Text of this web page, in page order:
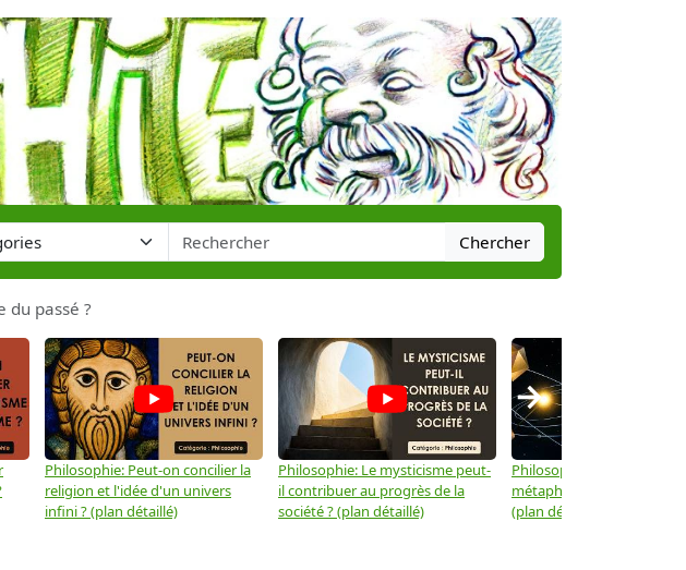
Chercher
du passé ?
Philosophie: Peut-on concilier la
religion et l'idée d'un univers
infini ? (plan détaillé)
Philosophie: Le mysticisme peut-
il contribuer au progrès de la
société ? (plan détaillé)
Philosophie: Peut-on lier la
métaphysique à la
(plan détaillé)
→